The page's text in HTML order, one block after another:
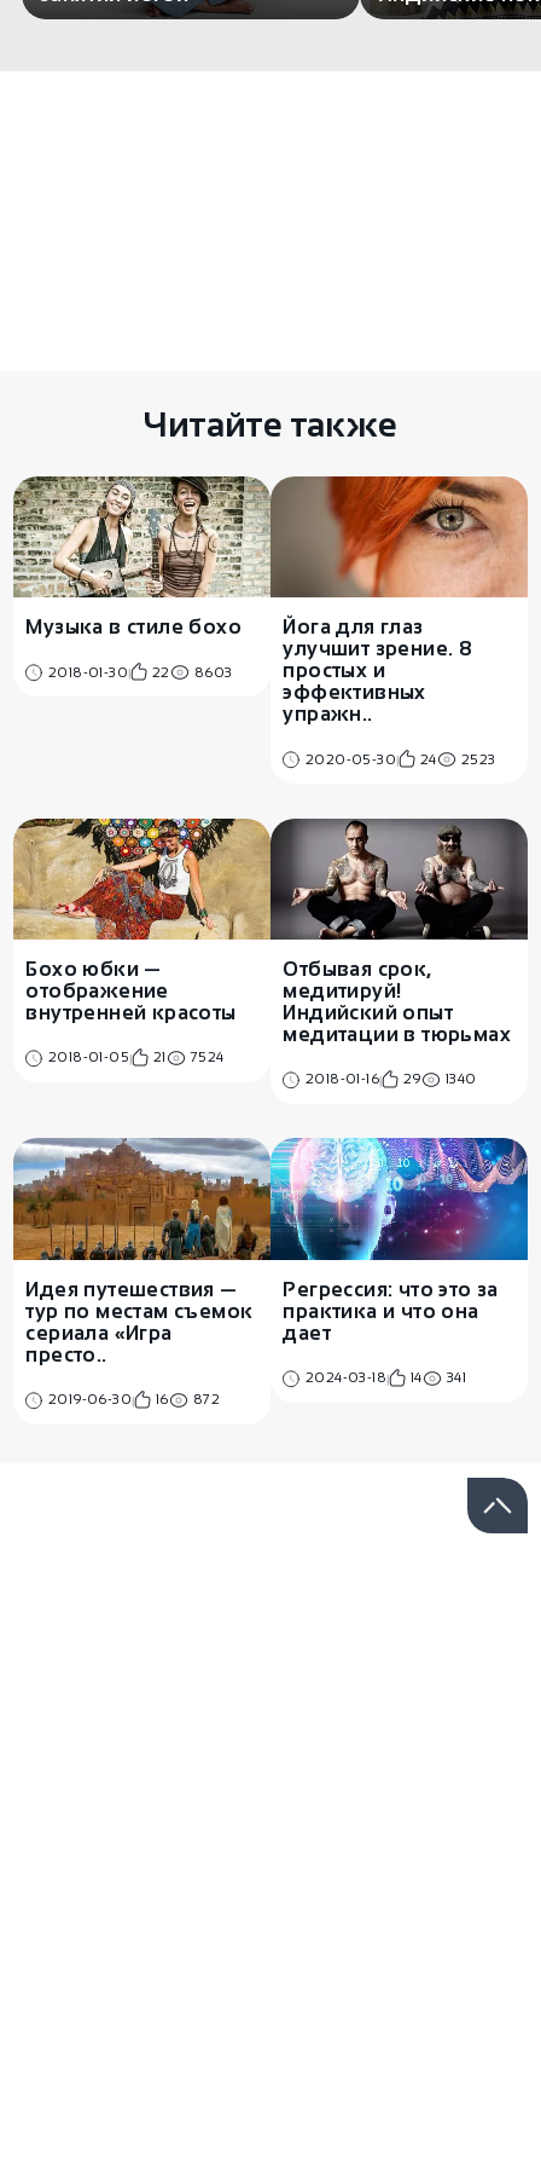
Читайте также
Музыка в стиле бохо
2018-01-30 22 8603
Йога для глаз
улучшит зрение. 8
простых и
эффективных
упражн..
2020-05-30 24 2523
Бохо юбки —
отображение
внутренней красоты
2018-01-05 21 7524
Отбывая срок,
медитируй!
Индийский опыт
медитации в тюрьмах
2018-01-16 29 1340
Идея путешествия —
тур по местам съемок
сериала «Игра
престо..
2019-06-30 16 872
Регрессия: что это за
практика и что она
дает
2024-03-18 14 341